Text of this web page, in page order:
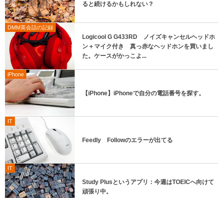
ると続けるかもしれない？
DMM英会話の記録
Logicool G G433RD ノイズキャンセルヘッドホ
ン＋マイク付き 真っ赤なヘッドホンを買いまし
た。ケースがかっこよ...
iPhone
【iPhone】iPhoneで自分の電話番号を探す。
IT
Feedly Followのエラーが出てる
IT
Study Plusというアプリ：今週はTOEICへ向けて
頑張り中。